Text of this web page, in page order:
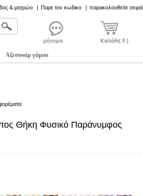
& μητρώο | Παρε τον κωδικο | παρακολουθείτε σειρά
μήνυμα Καλάθι( 0 )
Αξεσουάρ γάμου
Θήκη Φυσικό Παράνυμφος